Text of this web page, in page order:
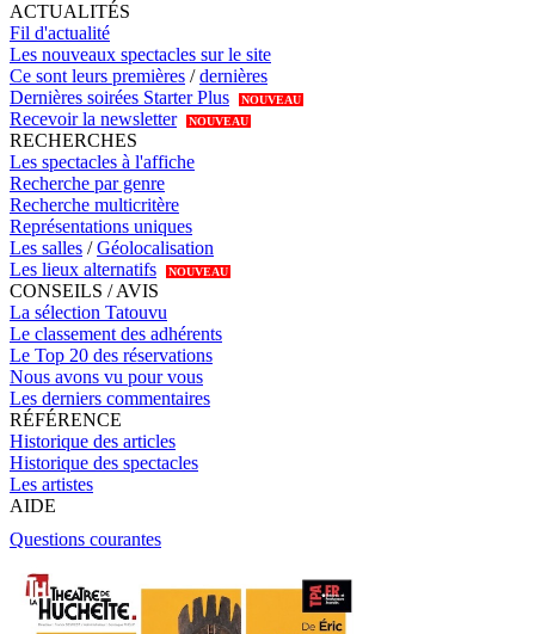
ACTUALITÉS
Fil d'actualité
Les nouveaux spectacles sur le site
Ce sont leurs premières /dernières
Dernières soirées Starter Plus
NOUVEAU
Recevoir la newsletter NOUVEAU
RECHERCHES
Les spectacles à l'affiche
Recherche par genre
Recherche multicritère
Représentations uniques
Les salles /Géolocalisation
Les lieux alternatifs
NOUVEAU
CONSEILS / AVIS
La sélection Tatouvu
Le classement des adhérents
Le Top 20 des réservations
Nous avons vu pour vous
Les derniers commentaires
RÉFÉRENCE
Historique des articles
Historique des spectacles
Les artistes
AIDE
Questions courantes